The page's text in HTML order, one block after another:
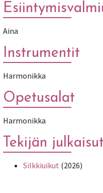
Aina
Instrumentit
Harmonikka
Opetusalat
Harmonikka
Tekijän julkaisut
Silkkiuikut (2026)